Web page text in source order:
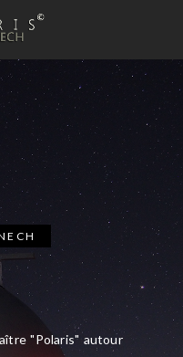
"Polaris" autour